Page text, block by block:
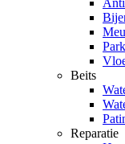
Beits
Reparatie